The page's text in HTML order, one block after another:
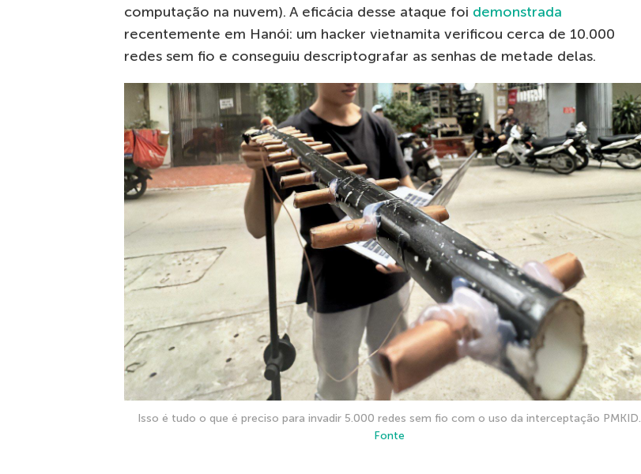
computação na nuvem). A eficácia desse ataque foi demonstrada
recentemente em Hanói: um hacker vietnamita verificou cerca de 10.000
redes sem fio e conseguiu descriptografar as senhas de metade delas.
Isso é tudo o que é preciso para invadir 5.000 redes sem fio com o uso da interceptação PMKID.
Fonte